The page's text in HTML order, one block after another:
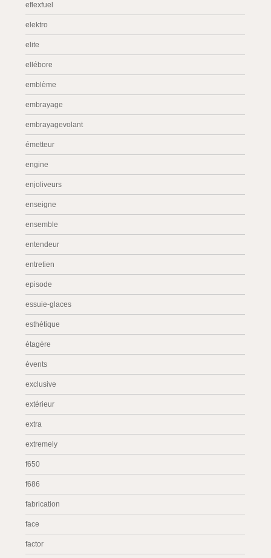
eflexfuel
elektro
elite
ellébore
emblème
embrayage
embrayagevolant
émetteur
engine
enjoliveurs
enseigne
ensemble
entendeur
entretien
episode
essuie-glaces
esthétique
étagère
évents
exclusive
extérieur
extra
extremely
f650
f686
fabrication
face
factor